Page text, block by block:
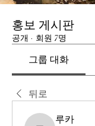
홍보 게시판
공개 · 회원 7명
그룹 대화
뒤로
루카